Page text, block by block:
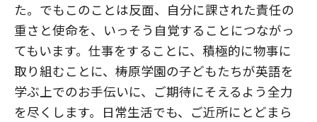
た。でもこのことは反面、自分に課された責任の
重さと使命を、いっそう自覚することにつながっ
てもいます。仕事をすることに、積極的に物事に
取り組むことに、梼原学園の子どもたちが英語を
学ぶ上でのお手伝いに、ご期待にそえるよう全力
を尽くします。日常生活でも、ご近所にとどまら